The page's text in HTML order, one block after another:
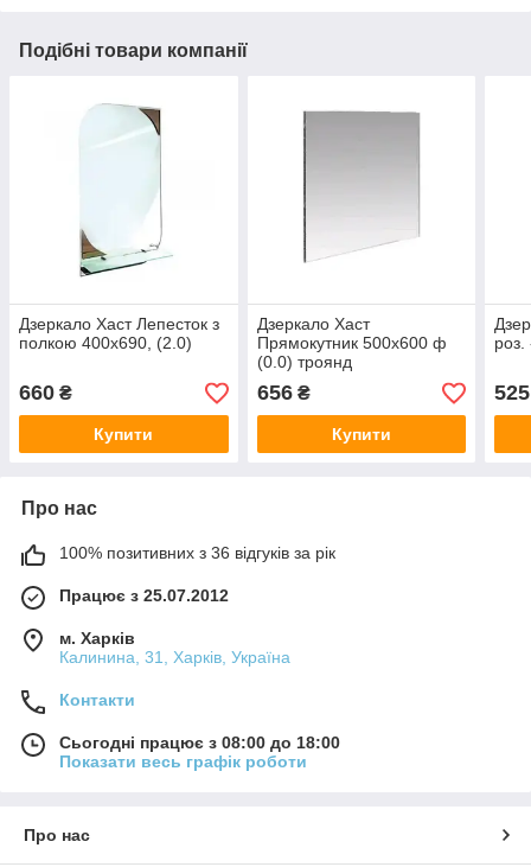
Подібні товари компанії
Дзеркало Хаст Лепесток з
полкою 400x690, (2.0)
660 ₴
Купити
Дзеркало Хаст
Прямокутник 500x600 ф
(0.0) троянд
656₴
Купити
525
Про нас
100% позитивних з 36 відгуків за рік
Працює з 25.07.2012
м. Харків
Калинина, 31, Харків, Україна
Контакти
Сьогодні працює з 08:00 до 18:00
Показати весь графік роботи
Про нас